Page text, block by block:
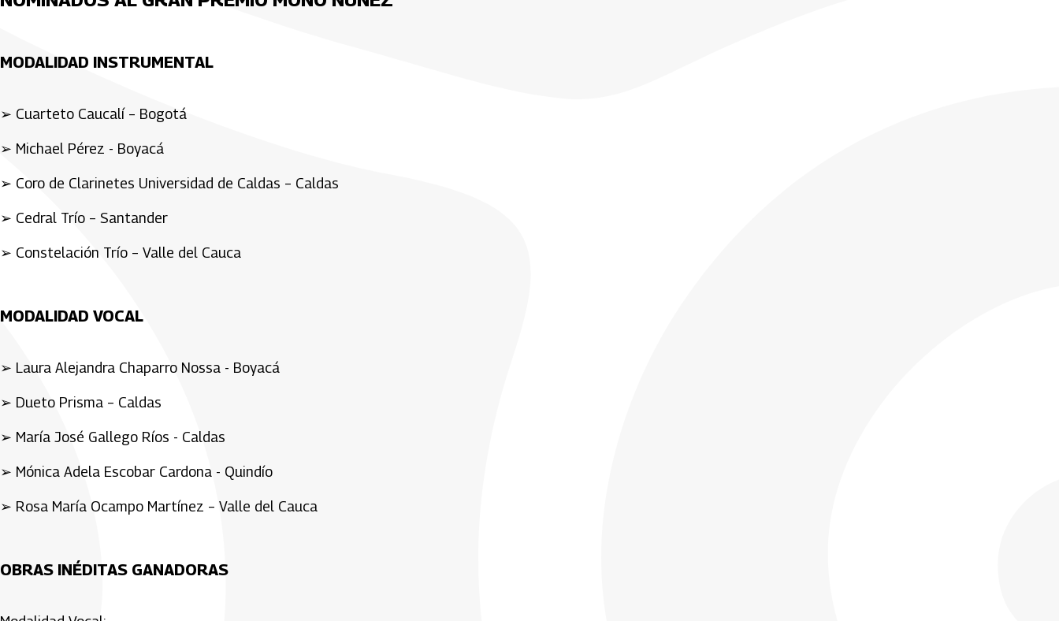
MODALIDAD INSTRUMENTAL
➢ Cuarteto Caucalí – Bogotá
➢ Michael Pérez - Boyacá
➢ Coro de Clarinetes Universidad de Caldas – Caldas
➢ Cedral Trío – Santander
➢ Constelación Trío – Valle del Cauca
MODALIDAD VOCAL
➢ Laura Alejandra Chaparro Nossa - Boyacá
➢ Dueto Prisma – Caldas
➢ María José Gallego Ríos - Caldas
➢ Mónica Adela Escobar Cardona - Quindío
➢ Rosa María Ocampo Martínez – Valle del Cauca
OBRAS INÉDITAS GANADORAS